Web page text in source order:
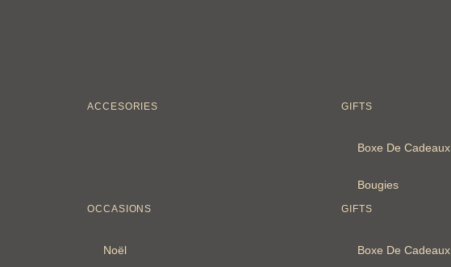
ACCESORIES GIFTS
Boxe De Cadeaux
Bougies
OCCASIONS
Noël
GIFTS
Boxe De Cadeaux